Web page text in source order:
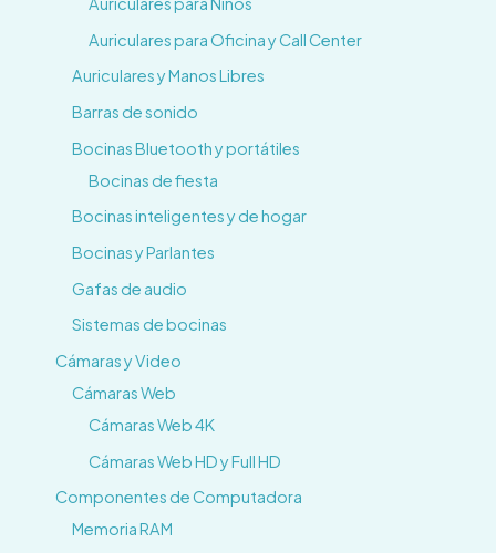
Auriculares para Oficina y Call Center
Auriculares y Manos Libres
Barras de sonido
Bocinas Bluetooth y portátiles
Bocinas de fiesta
Bocinas inteligentes y de hogar
Bocinas y Parlantes
Gafas de audio
Sistemas de bocinas
Cámaras y Video
Cámaras Web
Cámaras Web 4K
Cámaras Web HD y Full HD
Componentes de Computadora
Memoria RAM